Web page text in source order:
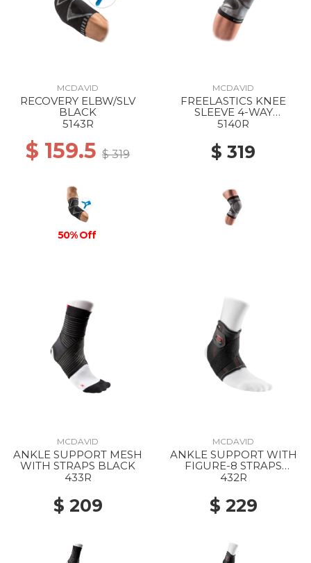
MCDAVID
RECOVERY ELBW/SLV
BLACK
5143R
$ 159.5 $ 319
50% Off
MCDAVID
FREELASTICS KNEE
SLEEVE 4-WAY
SEAMLESS ELASTIC
5140R
$ 319
MCDAVID
ANKLE SUPPORT MESH
WITH STRAPS BLACK
433R
$ 209
MCDAVID
ANKLE SUPPORT WITH
FIGURE-8 STRAPS
BLACK
432R
$ 229